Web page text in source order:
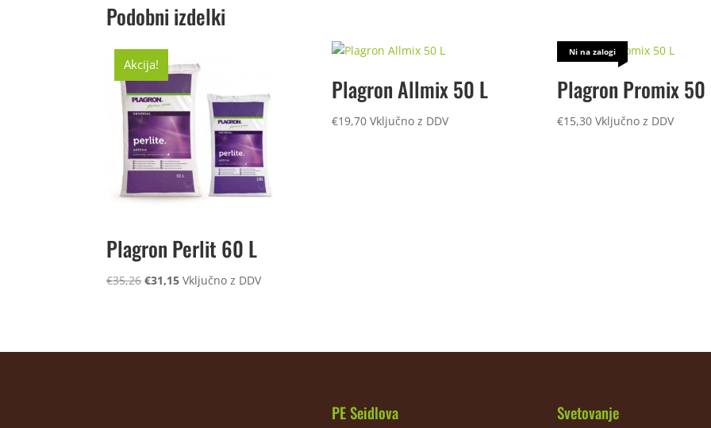
Podobni izdelki
Akcija!
Plagron Perlit 60 L
€35,26Izvirna
€35,26.
€31,15Trenutna
Vključno z DDV
Plagron Allmix 50 L
€19,70 Vključno z DDV
Ni na zalogi
Plagron Promix 50
€15,30 Vključno z DDV
PE Seidlova Svetovanje